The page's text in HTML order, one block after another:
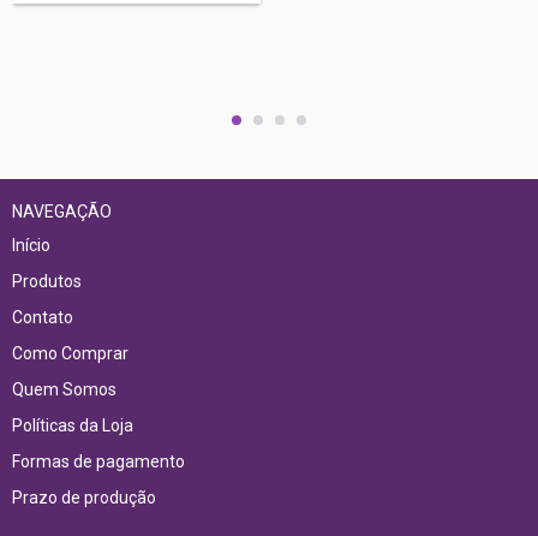
NAVEGAÇÃO
Início
Produtos
Contato
Como Comprar
Quem Somos
Políticas da Loja
Formas de pagamento
Prazo de produção